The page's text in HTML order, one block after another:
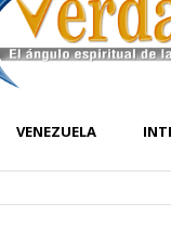
VENEZUELA